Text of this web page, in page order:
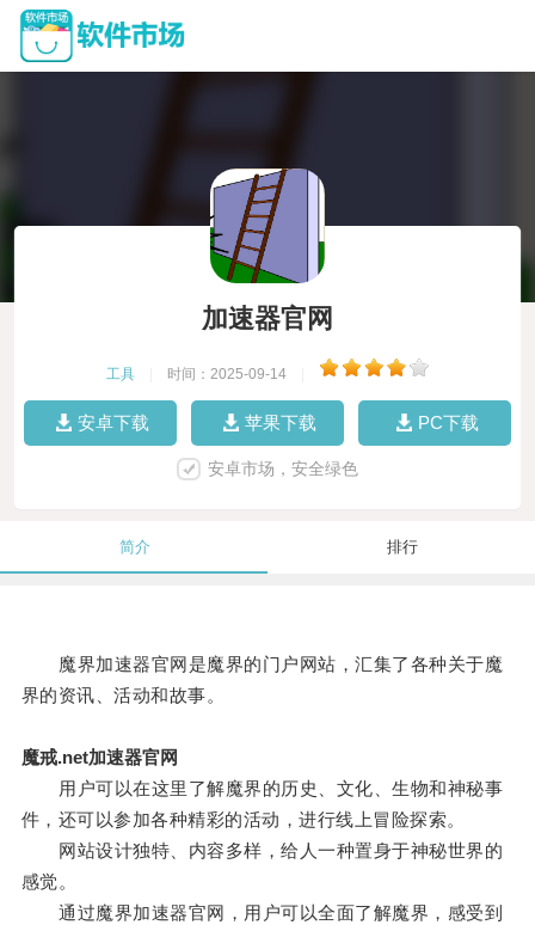
加速器官网
工具 时间：2025-09-14
安卓下载 苹果下载 PC下载
安卓市场，安全绿色
简介 排行
魔界加速器官网是魔界的门户网站，汇集了各种关于魔
界的资讯、活动和故事。
魔戒.net加速器官网
用户可以在这里了解魔界的历史、文化、生物和神秘事
件，还可以参加各种精彩的活动，进行线上冒险探索。
网站设计独特、内容多样，给人一种置身于神秘世界的
感觉。
通过魔界加速器官网，用户可以全面了解魔界，感受到